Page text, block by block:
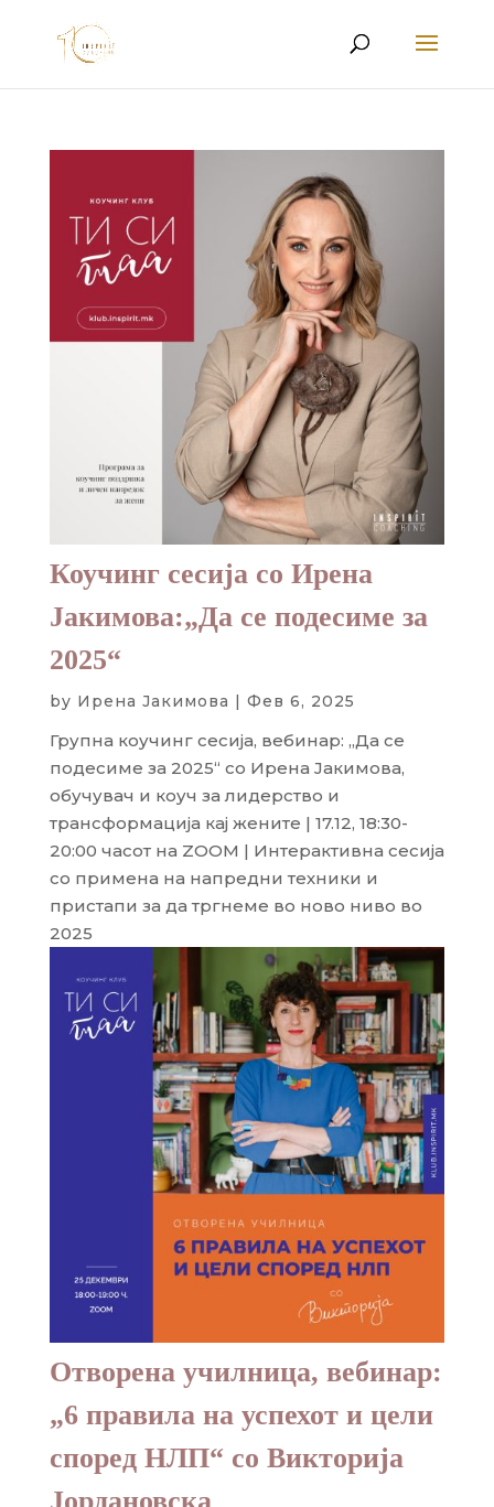
Коучинг сесија со Ирена
Јакимова:„Да се подесиме за
2025“
by Ирена Јакимова Фев 6, 2025
Групна коучинг сесија, вебинар: „Да се
подесиме за 2025“ со Ирена Јакимова,
обучувач и коуч за лидерство и
трансформација кај жените | 17.12, 18:30-
20:00 часот на ZOOM | Интерактивна сесија
со примена на напредни техники и
пристапи за да тргнеме во ново ниво во
2025
Отворена училница, вебинар:
„6 правила на успехот и цели
според НЛП“ со Викторија